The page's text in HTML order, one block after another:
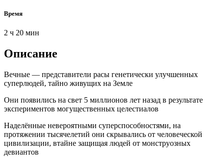
Время
2 ч 20 мин
Описание
Вечные — представители расы генетически улучшенных
суперлюдей, тайно живущих на Земле
Они появились на свет 5 миллионов лет назад в результате
экспериментов могущественных целестиалов
Наделённые невероятными суперспособностями, на
протяжении тысячелетий они скрывались от человеческой
цивилизации, втайне защищая людей от монструозных
девиантов